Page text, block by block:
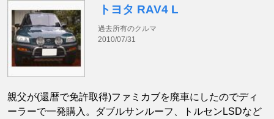
トヨタ RAV4 L
過去所有のクルマ
2010/07/31
親父が(還暦で免許取得)ファミカブを廃車にしたのでディ
ーラーで一発購入。ダブルサンルーフ、トルセンLSDなど